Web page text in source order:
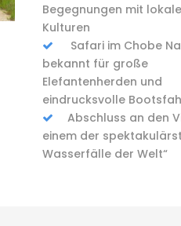
Begegnungen mit
Kulturen
Safari im Chobe
bekannt für große
Elefantenherden und
eindrucksvolle
Abschluss an den
einem der
Wasserfälle der Welt“